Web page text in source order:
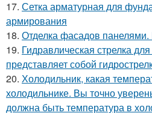
17. Сетка арматурная для
армирования
18. Отделка фасадов
19. Гидравлическая стрелка
представляет собой
20. Холодильник, какая
холодильнике. Вы точно
должна быть температура в